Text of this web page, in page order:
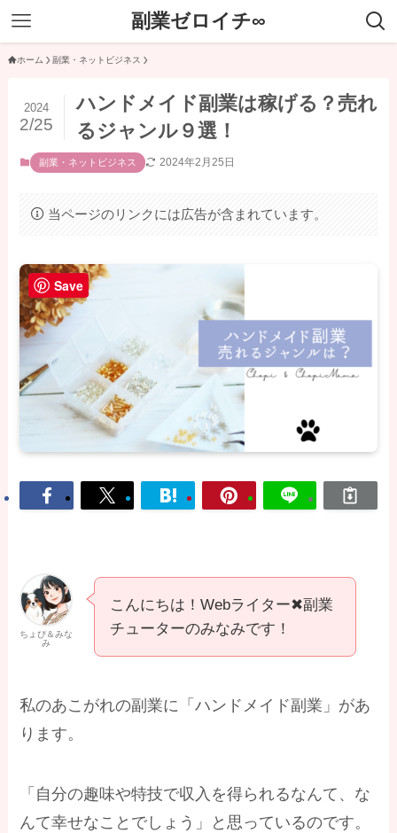
副業ゼロイチ∞
ホーム 副業・ネットビジネス
ハンドメイド副業は稼げる？売れ
るジャンル９選！
2024
2/25
副業・ネットビジネス 2024年2月25日
当ページのリンクには広告が含まれています。
ちょぴ＆みな
み
こんにちは！Webライター✖副業
チューターのみなみです！
私のあこがれの副業に「ハンドメイド副業」があ
ります。
「自分の趣味や特技で収入を得られるなんて、な
んて幸せなことでしょう」と思っているのです。
Save